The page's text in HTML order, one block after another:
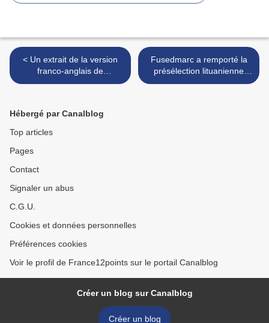
< Un extrait de la version
franco-anglais de
"Requiem" présenté
Fusedmarc a remporté la
présélection lituanienne
avec le titre "Rain of
Hébergé par Canalblog
Top articles
Pages
Contact
Signaler un abus
C.G.U.
Cookies et données personnelles
Préférences cookies
Voir le profil de France12points sur le portail Canalblog
Créer un blog sur Canalblog
Créer un blog